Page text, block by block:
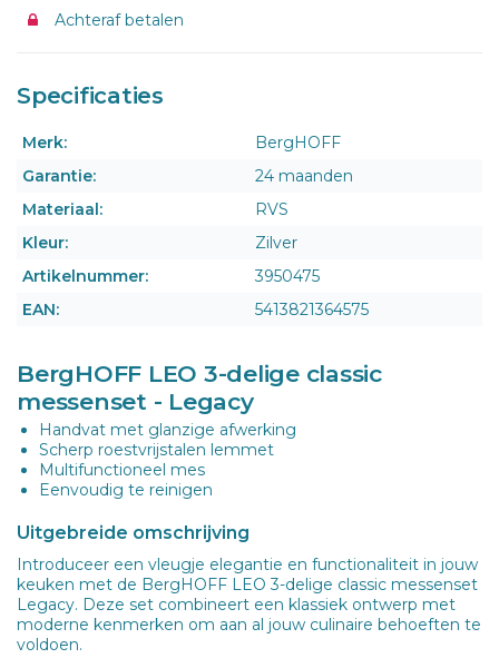
Achteraf betalen
Specificaties
Merk:
BergHOFF
Garantie:
24 maanden
Materiaal:
RVS
Kleur:
Zilver
Artikelnummer:
3950475
EAN:
5413821364575
BergHOFF LEO 3-delige classic
messenset - Legacy
Handvat met glanzige afwerking
Scherp roestvrijstalen lemmet
Multifunctioneel mes
Eenvoudig te reinigen
Uitgebreide omschrijving
Introduceer een vleugje elegantie en functionaliteit in jouw
keuken met de BergHOFF LEO 3-delige classic messenset
Legacy. Deze set combineert een klassiek ontwerp met
moderne kenmerken om aan al jouw culinaire behoeften te
voldoen.